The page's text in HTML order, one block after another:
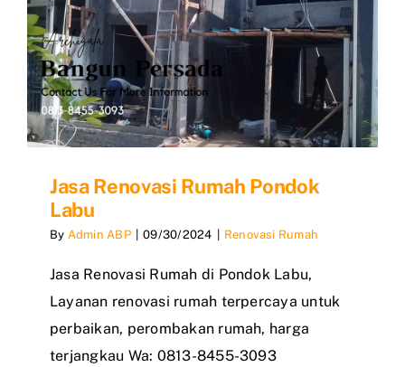
Jasa Renovasi Rumah Pondok
Labu
By Admin ABP | 09/30/2024 | Renovasi Rumah
Jasa Renovasi Rumah di Pondok Labu,
Layanan renovasi rumah terpercaya untuk
perbaikan, perombakan rumah, harga
terjangkau Wa: 0813-8455-3093